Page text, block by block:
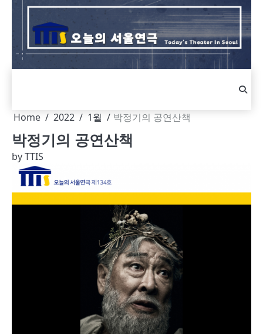
Skip
content
Home 2022 1월 박정기의 공연산책
박정기의 공연산책
byTTIS